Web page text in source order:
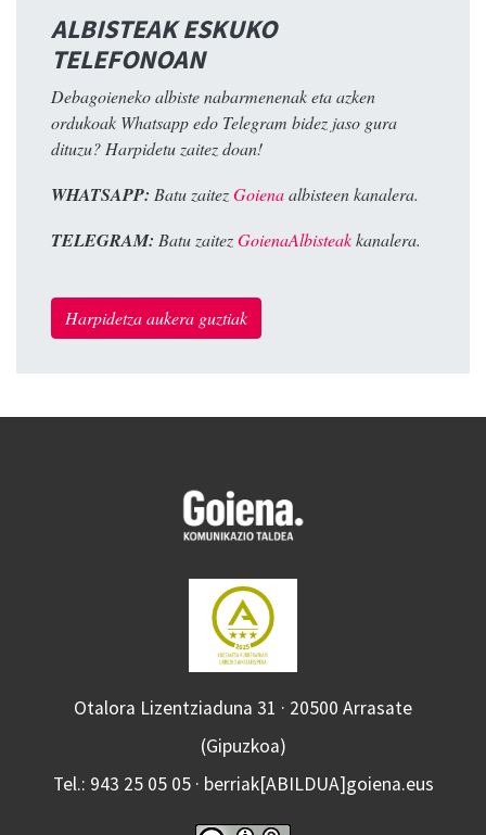
ALBISTEAK ESKUKO
TELEFONOAN
Debagoieneko albiste nabarmenenak eta azken
ordukoak Whatsapp edo Telegram bidez jaso gura
dituzu? Harpidetu zaitez doan!
WHATSAPP: Batu zaitezGoienaalbisteen kanalera.
TELEGRAM: Batu zaitezGoienaAlbisteakkanalera.
Harpidetza aukera guztiak
Otalora Lizentziaduna 31 · 20500 Arrasate
(Gipuzkoa)
Tel.: 943 25 05 05 · berriak[ABILDUA]goiena.eus